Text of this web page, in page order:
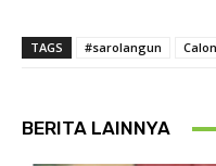
TAGS #sarolangun
BERITA LAINNYA